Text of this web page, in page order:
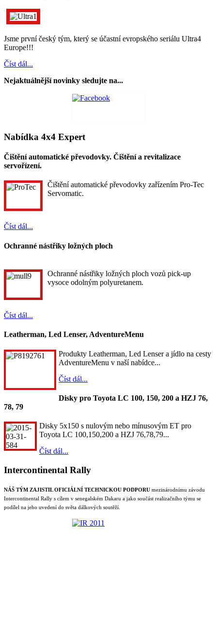
Jsme první český tým, který se účastní evropského seriálu Ultra4
Europe!!!
Číst dál...
Nejaktuálnější novinky sledujte na...
Nabídka 4x4 Expert
Čištění automatické převodovky. Čištění a revitalizace
servořízení.
Čištění automatické převodovky zařízením Pro-Tec
Servomatic.
Číst dál...
Ochranné nástřiky ložných ploch
Ochranné nástřiky ložných ploch vozů pick-up
vysoce odolným polyuretanem.
Číst dál...
Leatherman, Led Lenser, AdventureMenu
Produkty Leatherman, Led Lenser a jídlo na cesty
AdventureMenu v naší nabídce...
Číst dál...
Disky pro Toyota LC 100, 150, 200 a HZJ 76,
78, 79
Disky 5x150 s nulovým nebo mínusovým ET pro
Toyota LC 100,150,200 a HZJ 76,78,79...
Číst dál...
Intercontinental Rally
NÁŠ TÝM ZAJISTIL OFICIÁLNÍ TECHNICKOU PODPORU mezinárodnímu závodu
Intercontinental Rally s cílem v senegalském Dakaru a jako součást realizačního týmu se
podílel na jeho uvedení do světa dálkových soutěží.